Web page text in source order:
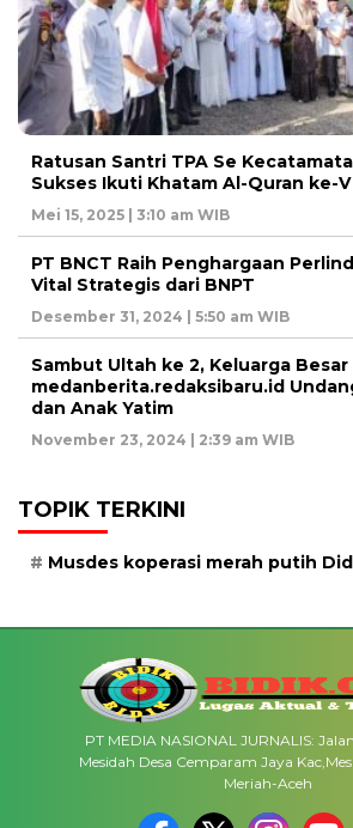
Ratusan Santri TPA Se
Sukses Ikuti Khatam Al-Quran ke-
Mei 15, 2025 | 3:10 am WIB
PT BNCT Raih Penghargaan
Vital Strategis dari BNPT
Desember 31, 2024 | 5:50 am WIB
Sambut Ultah ke 2, Keluarga Besar
medanberita.redaksibaru.id
dan Anak Yatim
November 23, 2024 | 2:39 am WIB
TOPIK TERKINI
Musdes koperasi merah putih
PT MEDIA NASIONAL JURNALIS:
Mesidah Desa Cemparam Jaya
Meriah-Aceh